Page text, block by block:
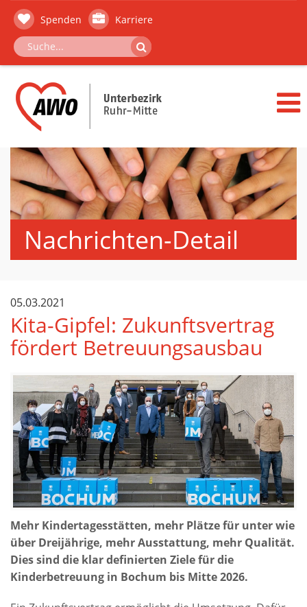
Spenden Karriere
Nachrichten-Detail
05.03.2021
Kita-Gipfel: Zukunftsvertrag
fördert Betreuungsausbau
Mehr Kindertagesstätten, mehr Plätze für unter wie
über Dreijährige, mehr Ausstattung, mehr Qualität.
Dies sind die klar definierten Ziele für die
Kinderbetreuung in Bochum bis Mitte 2026.